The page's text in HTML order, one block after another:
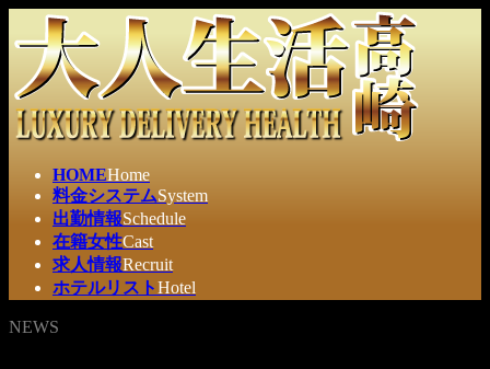
ン
ン
ツ
へ
ビ
ー
シ
ョ
HOMEHome
料金システムSystem
出勤情報Schedule
在籍女性Cast
求人情報Recruit
ホテルリストHotel
NEWS